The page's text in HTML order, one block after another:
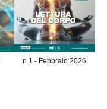
n.1 - Febbraio 2026